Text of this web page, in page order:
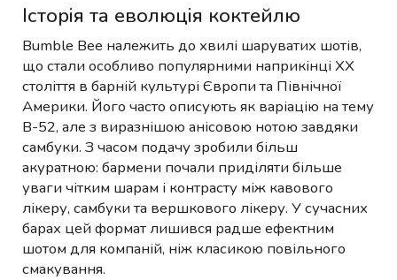
Історія та еволюція коктейлю
Bumble Bee належить до хвилі шаруватих шотів,
що стали особливо популярними наприкінці XX
століття в барній культурі Європи та Північної
Америки. Його часто описують як варіацію на тему
B-52, але з виразнішою анісовою нотою завдяки
самбуки. З часом подачу зробили більш
акуратною: бармени почали приділяти більше
уваги чітким шарам і контрасту між кавового
лікеру, самбуки та вершкового лікеру. У сучасних
барах цей формат лишився радше ефектним
шотом для компаній, ніж класикою повільного
смакування.